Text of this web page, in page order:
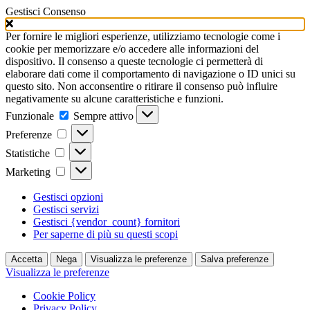
Gestisci Consenso
Per fornire le migliori esperienze, utilizziamo tecnologie come i
cookie per memorizzare e/o accedere alle informazioni del
dispositivo. Il consenso a queste tecnologie ci permetterà di
elaborare dati come il comportamento di navigazione o ID unici su
questo sito. Non acconsentire o ritirare il consenso può influire
negativamente su alcune caratteristiche e funzioni.
Funzionale
Funzionale
Sempre attivo
Preferenze
Preferenze
Statistiche Statistiche
Marketing Marketing
Gestisci opzioni
Gestisci servizi
Gestisci {vendor_count} fornitori
Per saperne di più su questi scopi
Accetta Nega Visualizza le preferenze Salva preferenze
Visualizza le preferenze
Cookie Policy